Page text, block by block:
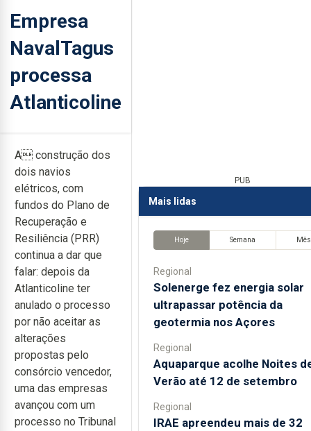
Empresa
NavalTagus
processa
Atlanticoline
A construção dos
dois navios
elétricos, com
fundos do Plano de
Recuperação e
Resiliência (PRR)
continua a dar que
falar: depois da
Atlanticoline ter
anulado o processo
por não aceitar as
alterações
propostas pelo
consórcio vencedor,
uma das empresas
avançou com um
processo no Tribunal
PUB
Mais lidas
Hoje Semana Mês
Regional
Solenerge fez energia solar
ultrapassar potência da
geotermia nos Açores
Regional
Aquaparque acolhe Noites
Verão até 12 de setembro
Regional
IRAE apreendeu mais de 32